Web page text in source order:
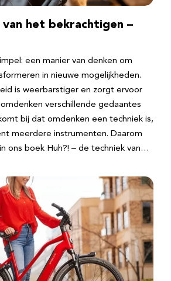
het bekrachtigen –
een manier van denken om
in nieuwe mogelijkheden.
is weerbarstiger en zorgt ervoor
verschillende gedaantes
bij dat omdenken een techniek is,
meerdere instrumenten. Daarom
ons boek Huh?! – de techniek van…